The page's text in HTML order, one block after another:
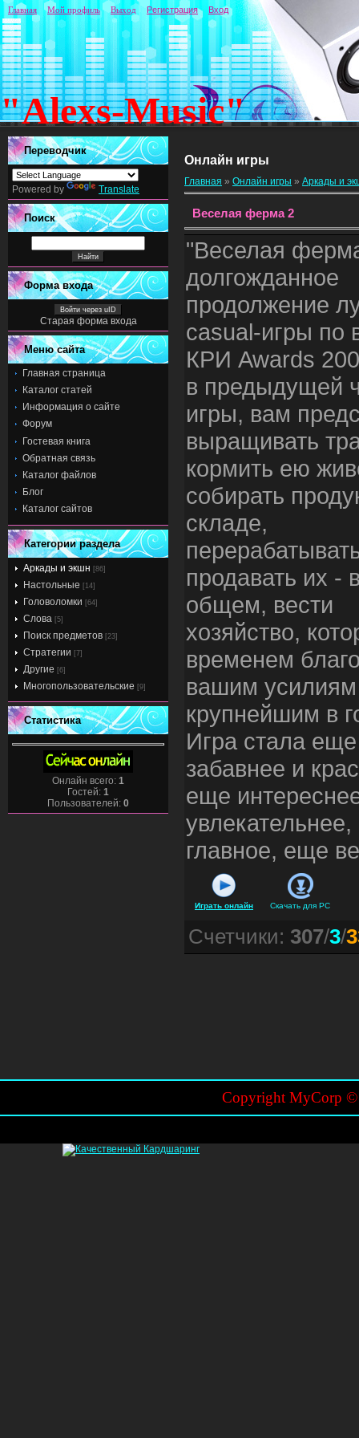
"Alexs-Music"
Главная Мой профиль Выход Регистрация Вход
Переводчик
Powered by Translate
Поиск
Форма входа
Войти через uID
Старая форма входа
Меню сайта
Главная страница
Каталог статей
Информация о сайте
Форум
Гостевая книга
Обратная связь
Каталог файлов
Блог
Каталог сайтов
Категории раздела
Аркады и экшн [86]
Настольные [14]
Головоломки [64]
Слова [5]
Поиск предметов [23]
Стратегии [7]
Другие [6]
Многопользовательские [9]
Статистика
Онлайн всего: 1
Гостей: 1
Пользователей: 0
Онлайн игры
Главная » Онлайн игры » Аркады и
Веселая ферма 2
"Веселая
долгожданное
продолжение
casual-игры по
КРИ Awards
в предыдущей
игры, вам
выращивать
кормить ею
собирать
складе,
продавать их -
общем, вести
хозяйство,
временем
вашим усилиям
крупнейшим в
Игра стала еще
забавнее и
еще
увлекательнее,
главное, еще
Играть онлайн Скачать для PC
Счетчики: 307/3/
Copyright MyCorp